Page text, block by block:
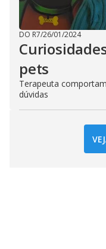
DO R7/26/01/2024
pets
Terapeuta
dúvidas